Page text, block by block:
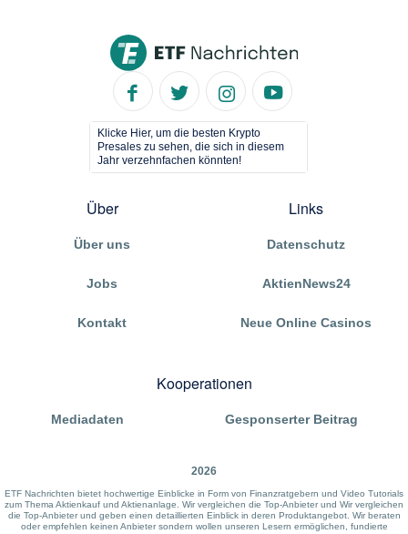
Klicke Hier, um die besten Krypto
Presales zu sehen, die sich in diesem
Jahr verzehnfachen könnten!
Über
Über uns
Jobs
Kontakt
Links
Datenschutz
AktienNews24
Neue Online Casinos
Kooperationen
Mediadaten Gesponserter Beitrag
2026
ETF Nachrichten bietet hochwertige Einblicke in Form von Finanzratgebern und Video Tutorials
zum Thema Aktienkauf und Aktienanlage. Wir vergleichen die Top-Anbieter und Wir vergleichen
die Top-Anbieter und geben einen detaillierten Einblick in deren Produktangebot. Wir beraten
oder empfehlen keinen Anbieter sondern wollen unseren Lesern ermöglichen, fundierte